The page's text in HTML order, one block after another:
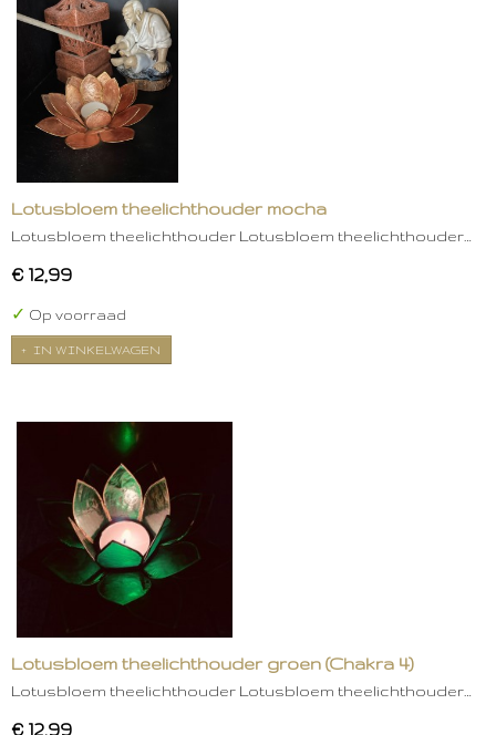
Lotusbloem theelichthouder mocha
Lotusbloem theelichthouder Lotusbloem theelichthouder…
€ 12,99
✓ Op voorraad
IN WINKELWAGEN
Lotusbloem theelichthouder groen (Chakra 4)
Lotusbloem theelichthouder Lotusbloem theelichthouder…
€ 12,99